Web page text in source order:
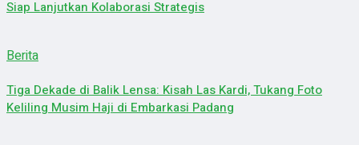
Siap Lanjutkan Kolaborasi Strategis
Berita
Tiga Dekade di Balik Lensa: Kisah Las Kardi, Tukang Foto
Keliling Musim Haji di Embarkasi Padang